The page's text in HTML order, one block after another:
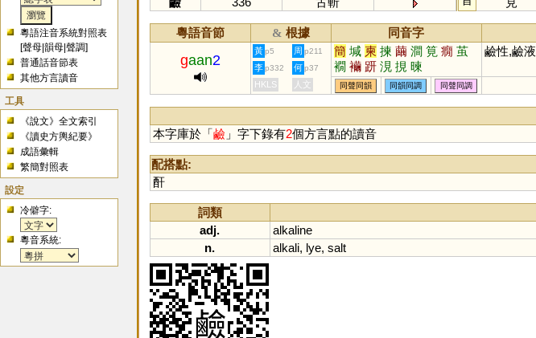
粵語注音系統對照表
[聲母 |韻母 |聲調]
普通話音節表
其他方言讀音
工具
《說文》全文索引
《讀史方輿紀要》
成語彙輯
繁簡對照表
設定
冷僻字:
粵音系統:
粵語音節 & 根據 同音字
gaan2
黃 p5 周 p211 簡 堿 柬 揀 繭 澗 筧 癇 茧
襉 襺 趼 涀 挸 暕
鹼性,鹼液
李 p332 何 p37
HKLS 人文 同聲同韻 同韻同調 同聲同調
本字庫於「鹼」字下錄有2個方言點的讀音
配搭點:
酐
詞類
adj.
alkaline
n.
alkali, lye, salt